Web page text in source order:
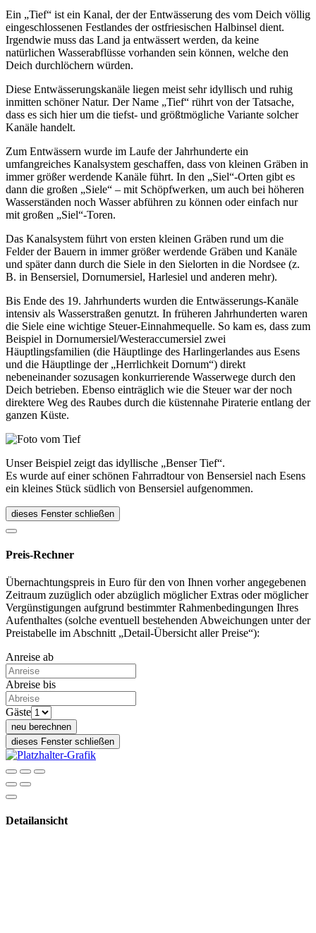
Ein „Tief“ ist ein Kanal, der der Entwässerung des vom Deich völlig
eingeschlossenen Festlandes der ostfriesischen Halbinsel dient.
Irgendwie muss das Land ja entwässert werden, da keine
natürlichen Wasserabflüsse vorhanden sein können, welche den
Deich durchlöchern würden.
Diese Entwässerungskanäle liegen meist sehr idyllisch und ruhig
inmitten schöner Natur. Der Name „Tief“ rührt von der Tatsache,
dass es sich hier um die tiefst- und größtmögliche Variante solcher
Kanäle handelt.
Zum Entwässern wurde im Laufe der Jahrhunderte ein
umfangreiches Kanalsystem geschaffen, dass von kleinen Gräben in
immer größer werdende Kanäle führt. In den „Siel“-Orten gibt es
dann die großen „Siele“ – mit Schöpfwerken, um auch bei höheren
Wasserständen noch Wasser abführen zu können oder einfach nur
mit großen „Siel“-Toren.
Das Kanalsystem führt von ersten kleinen Gräben rund um die
Felder der Bauern in immer größer werdende Gräben und Kanäle
und später dann durch die Siele in den Sielorten in die Nordsee (z.
B. in Bensersiel, Dornumersiel, Harlesiel und anderen mehr).
Bis Ende des 19. Jahrhunderts wurden die Entwässerungs-Kanäle
intensiv als Wasserstraßen genutzt. In früheren Jahrhunderten waren
die Siele eine wichtige Steuer-Einnahmequelle. So kam es, dass zum
Beispiel in Dornumersiel/Westeraccumersiel zwei
Häuptlingsfamilien (die Häuptlinge des Harlingerlandes aus Esens
und die Häuptlinge der „Herrlichkeit Dornum“) direkt
nebeneinander sozusagen konkurrierende Wasserwege durch den
Deich betrieben. Ebenso einträglich wie die Steuer war der noch
direktere Weg des Raubes durch die küstennahe Piraterie entlang der
ganzen Küste.
Unser Beispiel zeigt das idyllische „Benser Tief“.
Es wurde auf einer schönen Fahrradtour von Bensersiel nach Esens
ein kleines Stück südlich von Bensersiel aufgenommen.
dieses Fenster schließen
Preis-Rechner
Übernachtungspreis in Euro für den von Ihnen vorher angegebenen
Zeitraum zuzüglich oder abzüglich möglicher Extras oder möglicher
Vergünstigungen aufgrund bestimmter Rahmenbedingungen Ihres
Aufenthaltes (solche eventuell bestehenden Abweichungen unter der
Preistabelle im Abschnitt „Detail-Übersicht aller Preise“):
Anreise ab
Abreise bis
Gäste
neu berechnen
dieses Fenster schließen
Detailansicht